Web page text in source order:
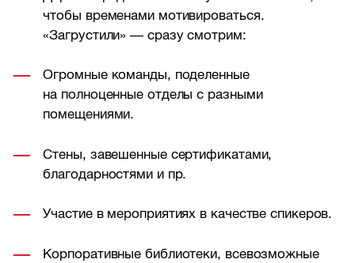
чтобы временами мотивироваться.
«Загрустили» — сразу смотрим:
Огромные команды, поделенные
на полноценные отделы с разными
помещениями.
Стены, завешенные сертификатами,
благодарностями и пр.
Участие в мероприятиях в качестве спикеров.
Корпоративные библиотеки, всевозможные